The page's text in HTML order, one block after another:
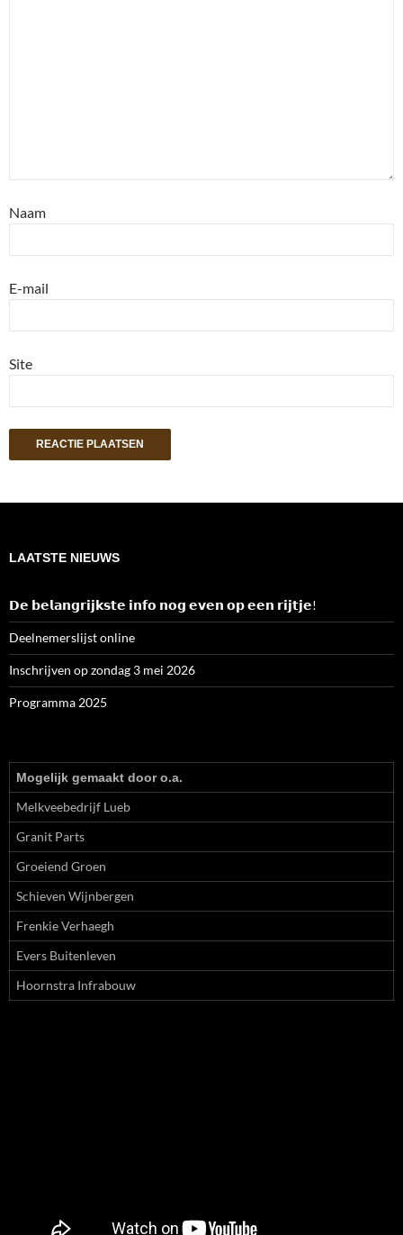
Naam
E-mail
Site
LAATSTE NIEUWS
𝗗𝗲 𝗯𝗲𝗹𝗮𝗻𝗴𝗿𝗶𝗷𝗸𝘀𝘁𝗲 𝗶𝗻𝗳𝗼 𝗻𝗼𝗴 𝗲𝘃𝗲𝗻 𝗼𝗽 𝗲𝗲𝗻 𝗿𝗶𝗷𝘁𝗷𝗲!
Deelnemerslijst online
Inschrijven op zondag 3 mei 2026
Programma 2025
Mogelijk gemaakt door o.a.
Melkveebedrijf Lueb
Granit Parts
Groeiend Groen
Schieven Wijnbergen
Frenkie Verhaegh
Evers Buitenleven
Hoornstra Infrabouw